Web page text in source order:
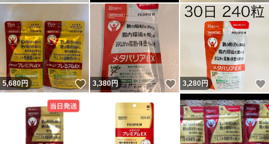
5,680円 いいね！
3,380円 いいね！
3,280円